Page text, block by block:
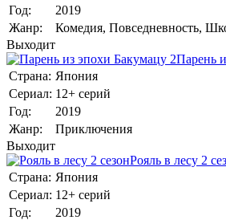
Год:
2019
Жанр:
Комедия, Повседневность,
Выходит
Парень
Страна: Япония
Сериал: 12+ серий
Год:
2019
Жанр:
Приключения
Выходит
Рояль в лесу 2
Страна: Япония
Сериал: 12+ серий
Год:
2019